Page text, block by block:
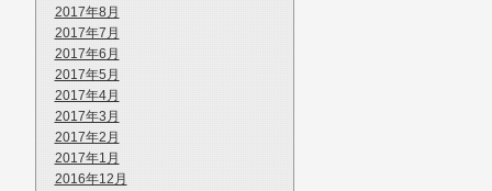
2017年8月
2017年7月
2017年6月
2017年5月
2017年4月
2017年3月
2017年2月
2017年1月
2016年12月